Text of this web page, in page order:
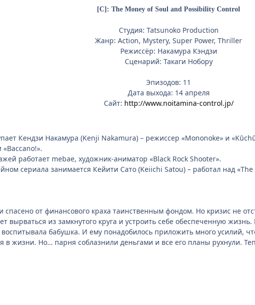
[C]: The Money of Soul and Possibility Control
Студия: Tatsunoko Production
Жанр: Action, Mystery, Super Power, Thriller
Режиссёр: Накамура Кэндзи
Сценарий: Такаги Нобору
Эпизодов: 11
Дата выхода: 14 апреля
Сайт: http://www.noitamina-control.jp/
Кендзи Накамура (Kenji Nakamura) – режиссер «Mononoke» и
работает mebae, художник-аниматор «Black Rock Shooter».
сериала занимается Кейити Сато (Keiichi Satou) – работал над «The
спасено от финансового краха таинственным фондом. Но кризис не
вырваться из замкнутого круга и устроить себе обеспеченную
бабушка. И ему понадобилось приложить много усилий,
в жизни. Но… парня соблазнили деньгами и все его планы рухнули.